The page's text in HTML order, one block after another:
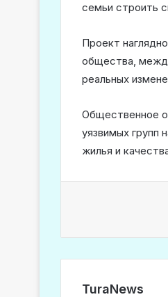
семьи строить
Проект
общества,
реальных
Общественное
уязвимых групп
жилья и
TuraNews